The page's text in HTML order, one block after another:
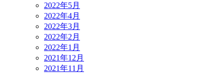
2022年5月
2022年4月
2022年3月
2022年2月
2022年1月
2021年12月
2021年11月